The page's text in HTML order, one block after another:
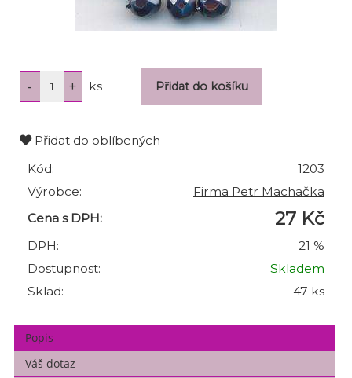
ks
Přidat do oblíbených
Kód:
1203
Výrobce:
Firma Petr Machačka
Cena s DPH:
27 Kč
DPH:
21 %
Dostupnost:
Skladem
Sklad:
47 ks
Popis
Váš dotaz